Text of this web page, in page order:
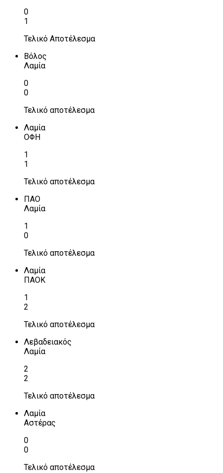
0
1
Τελικό Αποτέλεσμα
Βόλος
Λαμία
0
0
Τελικό αποτέλεσμα
Λαμία
ΟΦΗ
1
1
Τελικό αποτέλεσμα
ΠΑΟ
Λαμία
1
0
Τελικό αποτέλεσμα
Λαμία
ΠΑΟΚ
1
2
Τελικό αποτέλεσμα
Λεβαδειακός
Λαμία
2
2
Τελικό αποτέλεσμα
Λαμία
Αστέρας
0
0
Τελικό αποτέλεσμα